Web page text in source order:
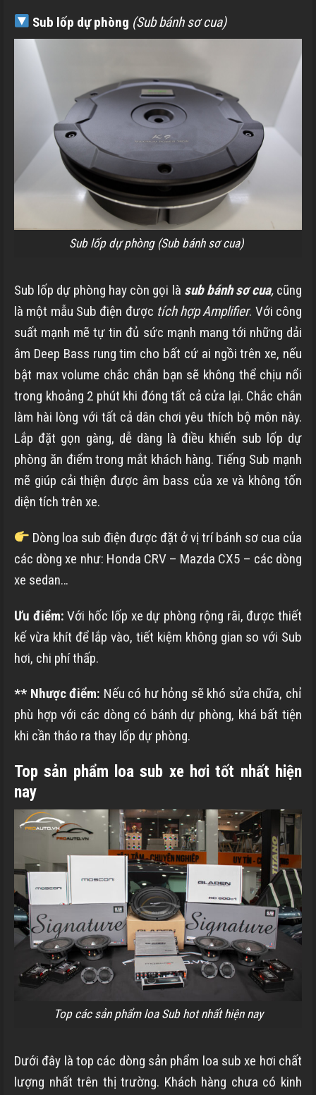
Sub lốp dự phòng (Sub bánh sơ cua)
Sub lốp dự phòng (Sub bánh sơ cua)
Sub lốp dự phòng hay còn gọi là sub bánh sơ cua, cũng
là một mẫu Sub điện được tích hợpAmplifier. Với công
suất mạnh mẽ tự tin đủ sức mạnh mang tới những dải
âm Deep Bass rung tim cho bất cứ ai ngồi trên xe, nếu
bật max volume chắc chắn bạn sẽ không thể chịu nổi
trong khoảng 2 phút khi đóng tất cả cửa lại. Chắc chắn
làm hài lòng với tất cả dân chơi yêu thích bộ môn này.
Lắp đặt gọn gàng, dễ dàng là điều khiến sub lốp dự
phòng ăn điểm trong mắt khách hàng. Tiếng Sub mạnh
mẽ giúp cải thiện được âm bass của xe và không tốn
diện tích trên xe.
Dòng loa sub điện được đặt ở vị trí bánh sơ cua của
các dòng xe như: Honda CRV – Mazda CX5 – các dòng
xe sedan…
Ưu điểm:Với hốc lốp xe dự phòng rộng rãi, được thiết
kế vừa khít để lắp vào, tiết kiệm không gian so với Sub
hơi, chi phí thấp.
** Nhược điểm: Nếu có hư hỏng sẽ khó sửa chữa, chỉ
phù hợp với các dòng có bánh dự phòng, khá bất tiện
khi cần tháo ra thay lốp dự phòng.
Top sản phẩm loa sub xe hơi tốt nhất hiện
nay
Top các sản phẩm loa Sub hot nhất hiện nay
Dưới đây là top các dòng sản phẩm loa sub xe hơi chất
lượng nhất trên thị trường. Khách hàng chưa có kinh